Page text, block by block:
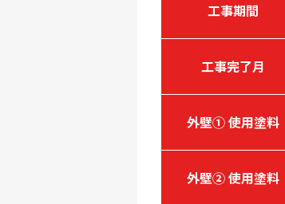
工事期間
工事完了月
外壁① 使用塗料
外壁② 使用塗料